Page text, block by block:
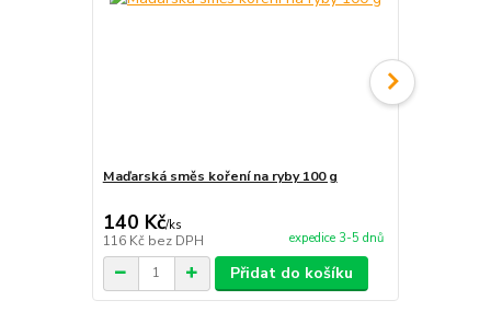
Maďarská směs koření na ryby 100 g
140 Kč/ks
116 Kč bez DPH expedice 3-5 dnů
Přidat do košíku